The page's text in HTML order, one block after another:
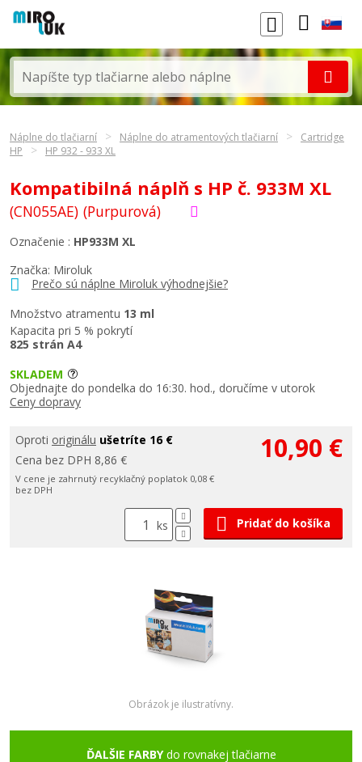
Náplne do tlačiarní Náplne do atramentových tlačiarní
Cartridge
HP
HP 932 - 933 XL
Kompatibilná náplň s HP č. 933M XL
(CN055AE) (Purpurová)
Značka: Miroluk
Prečo sú náplne Miroluk výhodnejšie?
Množstvo atramentu 13 ml
Kapacita pri 5 % pokrytí
825 strán A4
Označenie : HP933M XL
SKLADEM
Objednajte do pondelka do 16:30. hod., doručíme v utorok
Ceny dopravy
Oproti originálu ušetríte 16 €
Cena bez DPH 8,86 €
V cene je zahrnutý recyklačný poplatok 0,08 €
bez DPH
10,90 €
ks Pridať do košíka
Obrázok je ilustratívny.
ĎALŠIE FARBYdo rovnakej tlačiarne